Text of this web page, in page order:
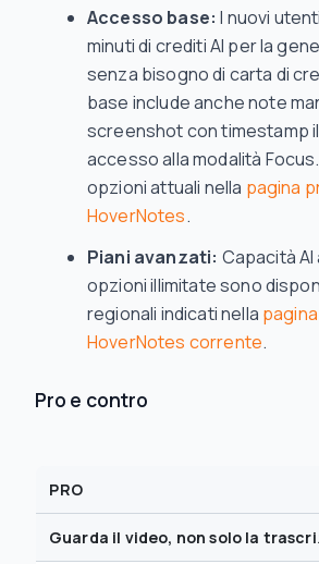
Accesso base: I nuovi
minuti di crediti AI per la
senza bisogno di carta di
base include anche note
screenshot con timestamp
accesso alla modalità
opzioni attuali nella pagina
HoverNotes.
Piani avanzati: Capacità
opzioni illimitate sono
regionali indicati nella
HoverNotes corrente.
Pro e contro
PRO
Guarda il video, non solo la